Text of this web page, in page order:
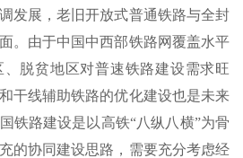
发展，老旧开放式普通铁路与全封
。由于中国中西部铁路网覆盖水平
脱贫地区对普速铁路建设需求旺
干线辅助铁路的优化建设也是未来
铁路建设是以高铁“八纵八横”为骨
的协同建设思路，需要充分考虑经